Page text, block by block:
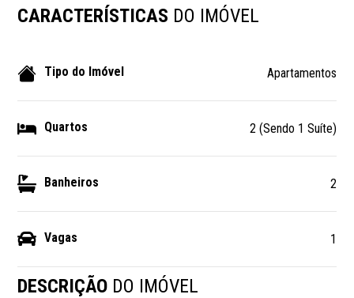
CARACTERÍSTICAS DO IMÓVEL
Tipo do Imóvel Apartamentos
Quartos 2 (Sendo 1 Suíte)
Banheiros 2
Vagas 1
DESCRIÇÃO DO IMÓVEL